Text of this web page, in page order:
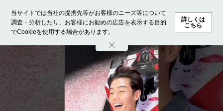
当サイトでは当社の提携先等がお客様のニーズ等について
調査・分析したり、お客様にお勧めの広告を表示する目的
でCookieを使用する場合があります。
詳しくは
こちら
ホーム モデル募集 ランキング ファッション ビューテ